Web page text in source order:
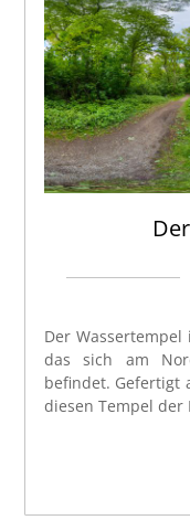
Der
das sich am
befindet. Gefertigt
diesen Tempel